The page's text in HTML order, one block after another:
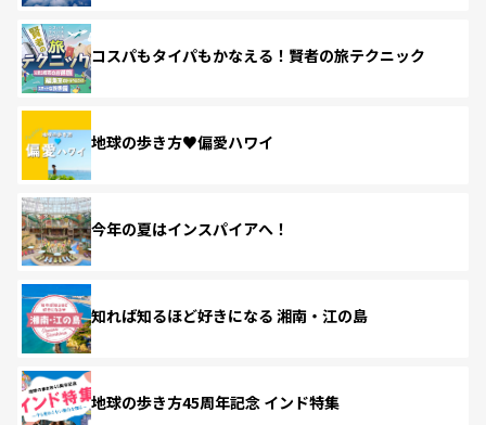
コスパもタイパもかなえる！賢者の旅テクニック
地球の歩き方♥偏愛ハワイ
今年の夏はインスパイアへ！
知れば知るほど好きになる 湘南・江の島
地球の歩き方45周年記念 インド特集